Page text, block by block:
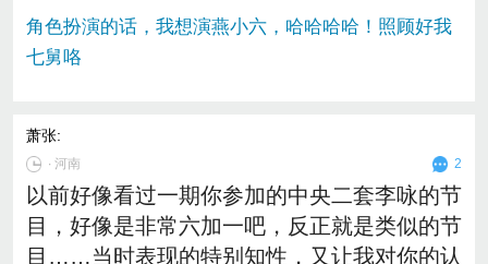
角色扮演的话，我想演燕小六，哈哈哈哈！照顾好我
七舅咯
萧张:
∙河南 2
以前好像看过一期你参加的中央二套李咏的节
目，好像是非常六加一吧，反正就是类似的节
目……当时表现的特别知性，又让我对你的认